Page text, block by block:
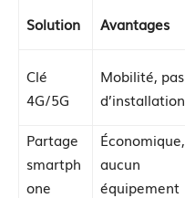
Solution Avantages
Clé
4G/5G
Mobilité, pas
d’installation
Partage
smartph
one
Économique,
aucun
équipement